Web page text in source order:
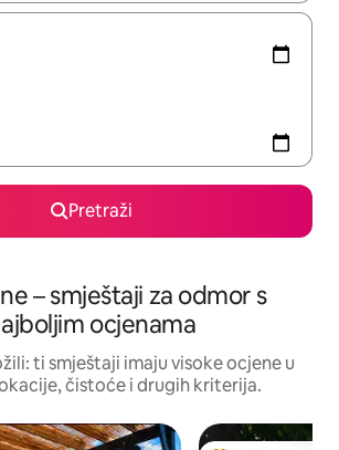
Pretraži
– smještaji za odmor s
ocjenama
ti smještaji imaju visoke ocjene u
čistoće i drugih kriterija.